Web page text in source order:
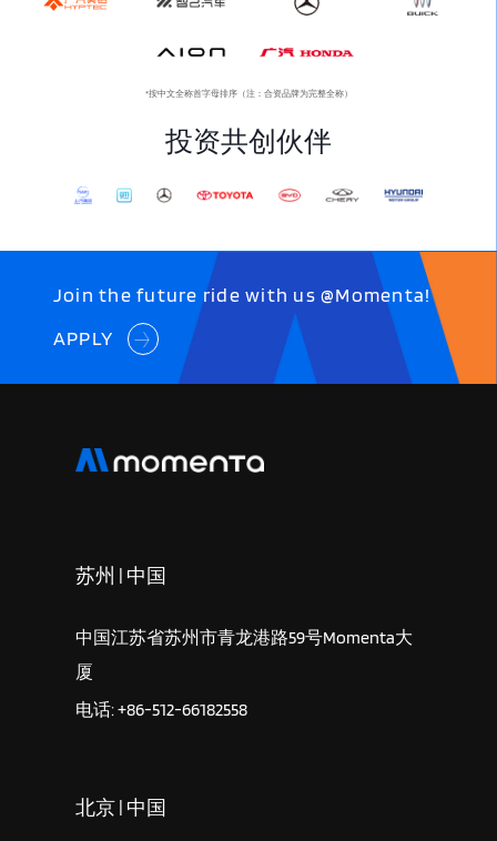
*按中文全称首字母排序（注：合资品牌为完整全称）
投资共创伙伴
Join the future ride with us @Momenta!
APPLY
苏州 | 中国
中国江苏省苏州市青龙港路59号Momenta大
厦
电话: +86-512-66182558
北京 | 中国